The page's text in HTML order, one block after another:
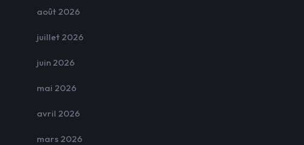
août 2026
juillet 2026
juin 2026
mai 2026
avril 2026
mars 2026